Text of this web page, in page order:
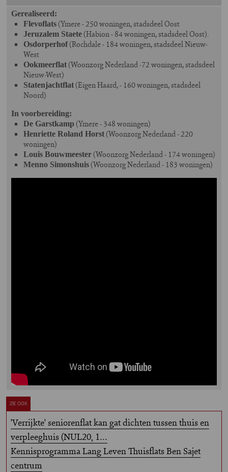
Gerealiseerd:
Flevoflats(Ymere - 250 woningen, stadsdeel Oost
Jeruzalem Staete(Habion - 84 woningen, stadsdeel Oost).
Osdorperhof(Rochdale - 184 woningen, stadsdeel Nieuw-
West
Ookmeerflat(Woonzorg Nederland -72 woningen, stadsdeel
Nieuw-West)
Statenjachtflat(Eigen Haard, - 160 woningen, stadsdeel
Noord)
In voorbereiding:
De Garstkamp (Ymere - 348 woningen)
Henriette Roland Horst(Woonzorg Nederland - 220
woningen)
Louis Bouwmeester(Woonzorg Nederland - 174 woningen)
Menno Simonshuis(Woonzorg Nederland - 183 woningen)
ZIE OOK
'Verrijkte' seniorenflat kan gat dichten tussen thuis en
verpleeghuis (NUL20, 1…
Kennisprogramma Lang Leven Thuisflats Ben Sajet
centrum